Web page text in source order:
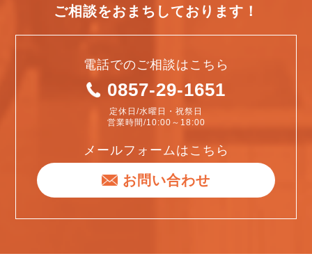
ご相談をおまちしております！
電話でのご相談はこちら
0857-29-1651
定休日/水曜日・祝祭日
営業時間/10:00～18:00
メールフォームはこちら
お問い合わせ